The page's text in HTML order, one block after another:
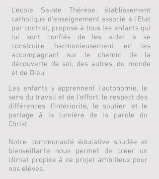
L'école Sainte Thérèse, établissement
catholique d'enseignement associé à l'Etat
par contrat, propose à tous les enfants qui
lui sont confiés de les aider à se
construire harmonieusement en les
accompagnant sur le chemin de la
découverte de soi, des autres, du monde
et de Dieu.
Les enfants y apprennent l'autonomie, le
sens du travail et de l'effort, le respect des
différences, l'intériorité, le soutien et le
partage à la lumière de la parole du
Christ.
Notre communauté éducative soudée et
bienveillante nous permet de créer un
climat propice à ce projet ambitieux pour
nos élèves.